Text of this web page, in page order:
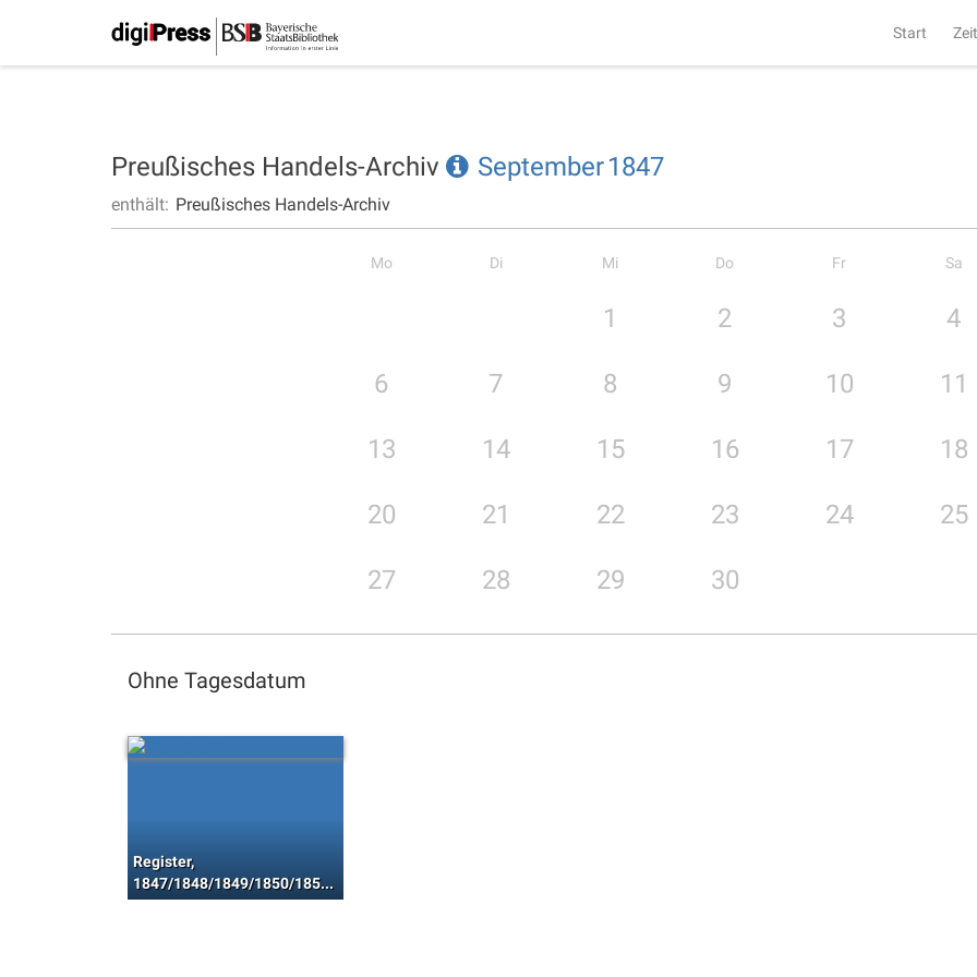
Start
Preußisches Handels-Archiv September1847
enthält: Preußisches Handels-Archiv
Mo Di Mi Do Fr Sa
1 2 3 4
6 7 8 9 10 11
13 14 15 16 17 18
20 21 22 23 24 25
27 28 29 30
Ohne Tagesdatum
Register,
1847/1848/1849/1850/1851/1852/1853/1854/1855/1856/1857/1858